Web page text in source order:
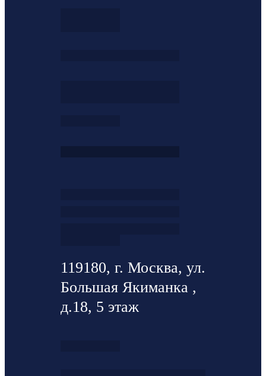
119180, г. Москва, ул.
Большая Якиманка ,
д.18, 5 этаж